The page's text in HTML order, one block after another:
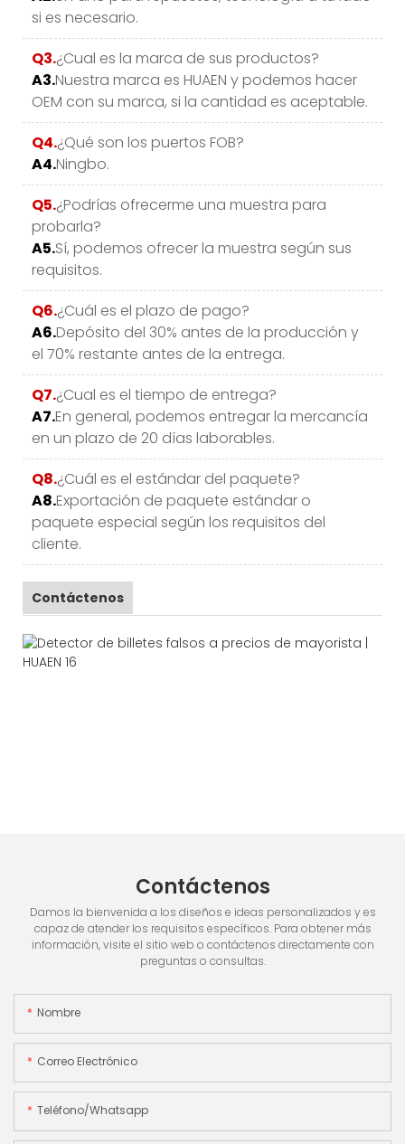
si es necesario.
Q3.¿Cual es la marca de sus productos?
A3.Nuestra marca es HUAEN y podemos hacer
OEM con su marca, si la cantidad es aceptable.
Q4.¿Qué son los puertos FOB?
A4.Ningbo.
Q5.¿Podrías ofrecerme una muestra para
probarla?
A5.Sí, podemos ofrecer la muestra según sus
requisitos.
Q6.¿Cuál es el plazo de pago?
A6.Depósito del 30% antes de la producción y
el 70% restante antes de la entrega.
Q7.¿Cual es el tiempo de entrega?
A7.En general, podemos entregar la mercancía
en un plazo de 20 días laborables.
Q8.¿Cuál es el estándar del paquete?
A8.Exportación de paquete estándar o
paquete especial según los requisitos del
cliente.
Contáctenos
Contáctenos
Damos la bienvenida a los diseños e ideas personalizados y es
capaz de atender los requisitos específicos. Para obtener más
información, visite el sitio web o contáctenos directamente con
preguntas o consultas.
Nombre
Correo Electrónico
Teléfono/whatsapp